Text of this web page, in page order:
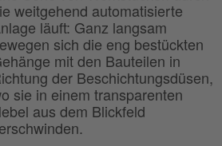
weitgehend automatisierte
läuft: Ganz langsam
sich die eng bestückten
mit den Bauteilen in
der Beschichtungsdüsen,
sie in einem transparenten
aus dem Blickfeld